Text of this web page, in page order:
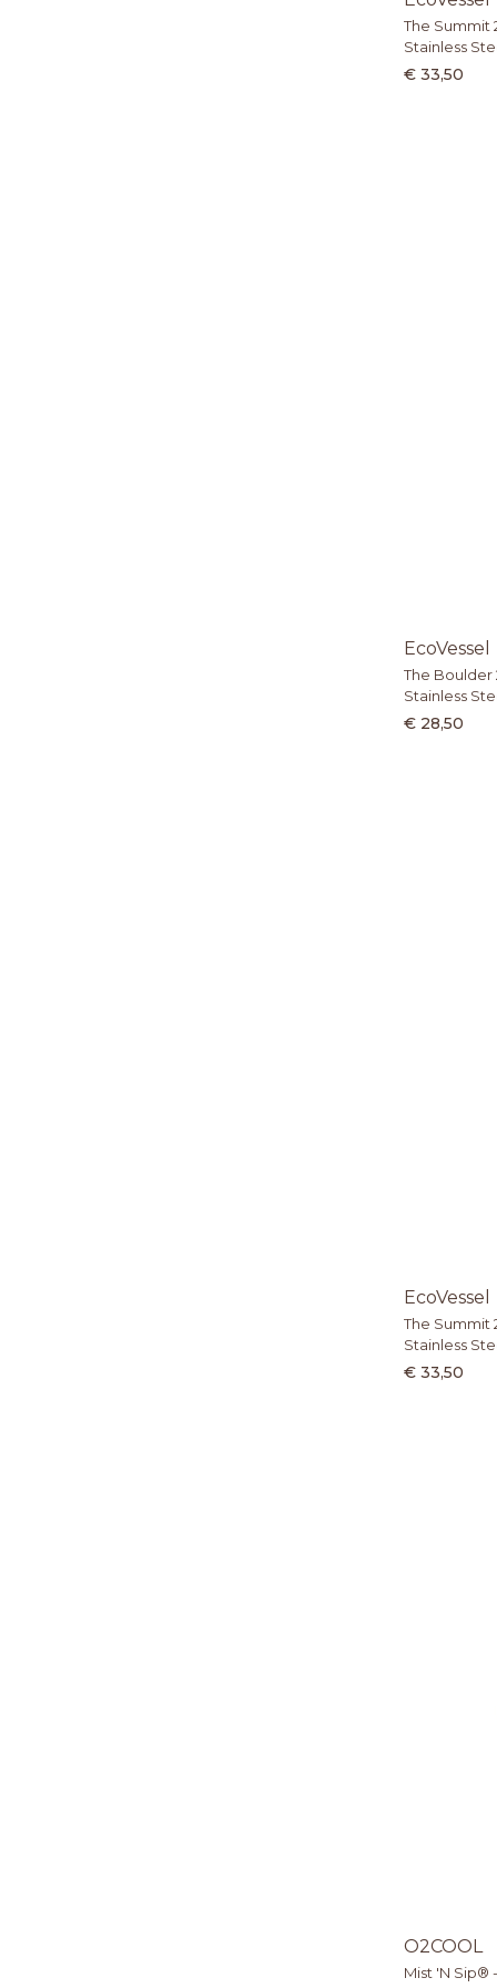
The Summit
Stainless
€ 33,50
EcoVessel
The Boulder
Stainless
€ 28,50
EcoVessel
The Summit
Stainless
€ 33,50
O2COOL
Mist 'N Sip®